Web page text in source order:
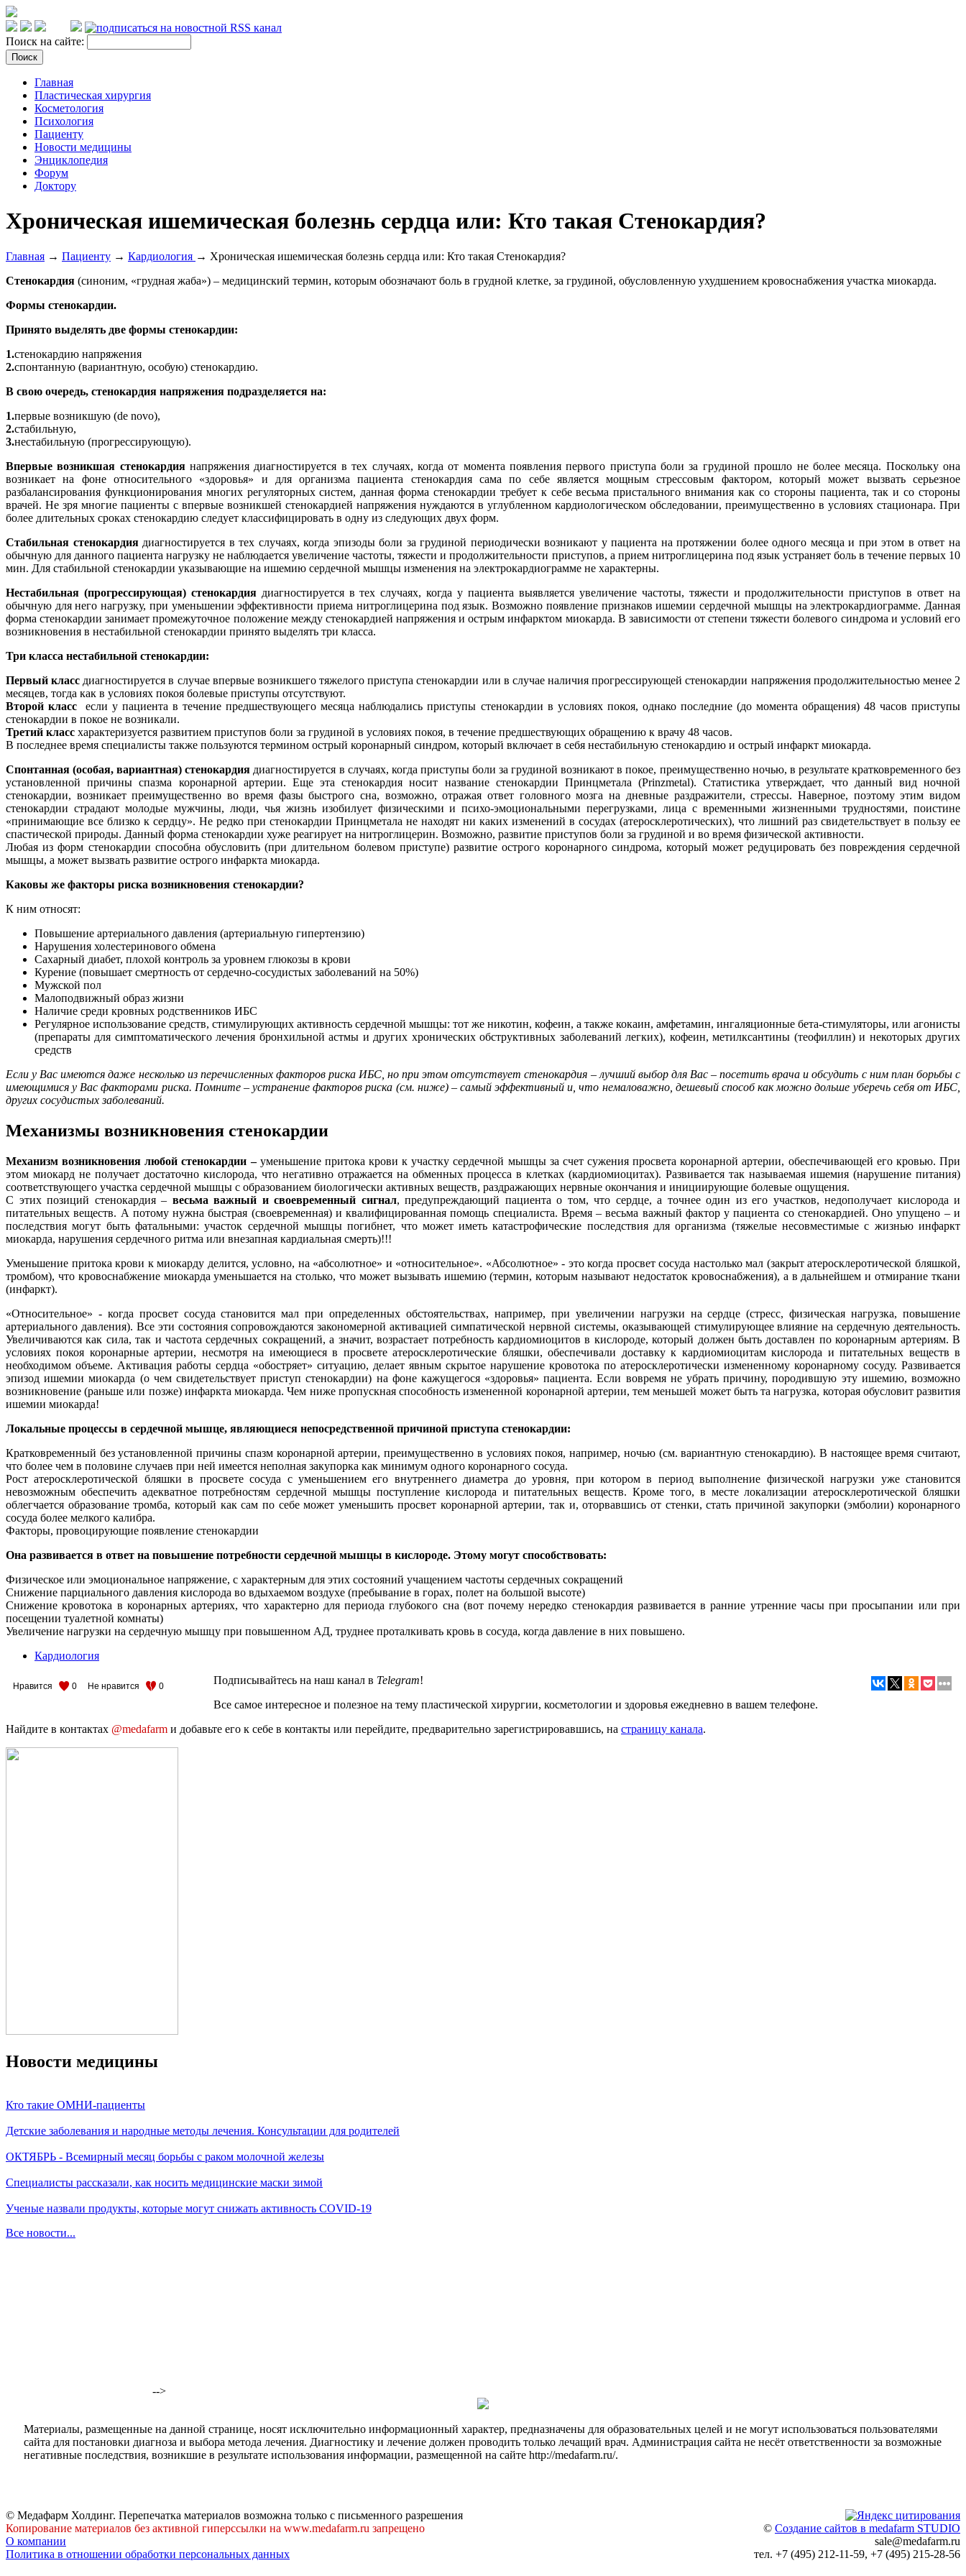
Поиск на сайте:
Главная
Пластическая хирургия
Косметология
Психология
Пациенту
Новости медицины
Энциклопедия
Форум
Доктору
Хроническая ишемическая болезнь сердца или: Кто такая Стенокардия?
Главная → Пациенту → Кардиология → Хроническая ишемическая болезнь сердца или: Кто такая Стенокардия?
Стенокардия (синоним, «грудная жаба») – медицинский термин, которым обозначают боль в грудной клетке, за грудиной, обусловленную ухудшением кровоснабжения участка миокарда.
Формы стенокардии.
Принято выделять две формы стенокардии:
1.стенокардию напряжения
2.спонтанную (вариантную, особую) стенокардию.
В свою очередь, стенокардия напряжения подразделяется на:
1.первые возникшую (de novo),
2.стабильную,
3.нестабильную (прогрессирующую).
Впервые возникшая стенокардиянапряжения диагностируется в тех случаях, когда от момента появления первого приступа боли за грудиной прошло не более месяца. Поскольку она
возникает на фоне относительного «здоровья» и для организма пациента стенокардия сама по себе является мощным стрессовым фактором, который может вызвать серьезное
разбалансирования функционирования многих регуляторных систем, данная форма стенокардии требует к себе весьма пристального внимания как со стороны пациента, так и со стороны
врачей. Не зря многие пациенты с впервые возникшей стенокардией напряжения нуждаются в углубленном кардиологическом обследовании, преимущественно в условиях стационара. При
более длительных сроках стенокардию следует классифицировать в одну из следующих двух форм.
Стабильная стенокардиядиагностируется в тех случаях, когда эпизоды боли за грудиной периодически возникают у пациента на протяжении более одного месяца и при этом в ответ на
обычную для данного пациента нагрузку не наблюдается увеличение частоты, тяжести и продолжительности приступов, а прием нитроглицерина под язык устраняет боль в течение первых 10
мин. Для стабильной стенокардии указывающие на ишемию сердечной мышцы изменения на электрокардиограмме не характерны.
Нестабильная (прогрессирующая) стенокардиядиагностируется в тех случаях, когда у пациента выявляется увеличение частоты, тяжести и продолжительности приступов в ответ на
обычную для него нагрузку, при уменьшении эффективности приема нитроглицерина под язык. Возможно появление признаков ишемии сердечной мышцы на электрокардиограмме. Данная
форма стенокардии занимает промежуточное положение между стенокардией напряжения и острым инфарктом миокарда. В зависимости от степени тяжести болевого синдрома и условий его
возникновения в нестабильной стенокардии принято выделять три класса.
Три класса нестабильной стенокардии:
Первый класс диагностируется в случае впервые возникшего тяжелого приступа стенокардии или в случае наличия прогрессирующей стенокардии напряжения продолжительностью менее 2
месяцев, тогда как в условиях покоя болевые приступы отсутствуют.
Второй класс
если у пациента в течение предшествующего месяца наблюдались приступы стенокардии в условиях покоя, однако последние (до момента обращения) 48 часов приступы
стенокардии в покое не возникали.
Третий класс характеризуется развитием приступов боли за грудиной в условиях покоя, в течение предшествующих обращению к врачу 48 часов.
В последнее время специалисты также пользуются термином острый коронарный синдром, который включает в себя нестабильную стенокардию и острый инфаркт миокарда.
Спонтанная (особая, вариантная) стенокардия диагностируется в случаях, когда приступы боли за грудиной возникают в покое, преимущественно ночью, в результате кратковременного без
установленной причины спазма коронарной артерии. Еще эта стенокардия носит название стенокардии Принцметала (Prinzmetal). Статистика утверждает, что данный вид ночной
стенокардии, возникает преимущественно во время фазы быстрого сна, возможно, отражая ответ головного мозга на дневные раздражители, стрессы. Наверное, поэтому этим видом
стенокардии страдают молодые мужчины, люди, чья жизнь изобилует физическими и психо-эмоциональными перегрузками, лица с временными жизненными трудностями, поистине
«принимающие все близко к сердцу». Не редко при стенокардии Принцметала не находят ни каких изменений в сосудах (атеросклеротических), что лишний раз свидетельствует в пользу ее
спастической природы. Данный форма стенокардии хуже реагирует на нитроглицерин. Возможно, развитие приступов боли за грудиной и во время физической активности.
Любая из форм стенокардии способна обусловить (при длительном болевом приступе) развитие острого коронарного синдрома, который может редуцировать без повреждения сердечной
мышцы, а может вызвать развитие острого инфаркта миокарда.
Каковы же факторы риска возникновения стенокардии?
К ним относят:
Повышение артериального давления (артериальную гипертензию)
Нарушения холестеринового обмена
Сахарный диабет, плохой контроль за уровнем глюкозы в крови
Курение (повышает смертность от сердечно-сосудистых заболеваний на 50%)
Мужской пол
Малоподвижный образ жизни
Наличие среди кровных родственников ИБС
Регулярное использование средств, стимулирующих активность сердечной мышцы: тот же никотин, кофеин, а также кокаин, амфетамин, ингаляционные бета-стимуляторы, или агонисты
(препараты для симптоматического лечения бронхильной астмы и других хронических обструктивных заболеваний легких), кофеин, метилксантины (теофиллин) и некоторых других
средств
Если у Вас имеются даже несколько из перечисленных факторов риска ИБС, но при этом отсутствует стенокардия – лучший выбор для Вас – посетить врача и обсудить с ним план борьбы с
имеющимися у Вас факторами риска. Помните – устранение факторов риска (см. ниже) – самый эффективный и, что немаловажно, дешевый способ как можно дольше уберечь себя от ИБС,
других сосудистых заболеваний.
Механизмы возникновения стенокардии
Механизм возникновения любой стенокардии –уменьшение притока крови к участку сердечной мышцы за счет сужения просвета коронарной артерии, обеспечивающей его кровью. При
этом миокард не получает достаточно кислорода, что негативно отражается на обменных процесса в клетках (кардиомиоцитах). Развивается так называемая ишемия (нарушение питания)
соответствующего участка сердечной мышцы с образованием биологически активных веществ, раздражающих нервные окончания и инициирующие болевые ощущения.
С этих позиций стенокардия – весьма важный и своевременный сигнал, предупреждающий пациента о том, что сердце, а точнее один из его участков, недополучает кислорода и
питательных веществ. А потому нужна быстрая (своевременная) и квалифицированная помощь специалиста. Время – весьма важный фактор у пациента со стенокардией. Оно упущено – и
последствия могут быть фатальными: участок сердечной мышцы погибнет, что может иметь катастрофические последствия для организма (тяжелые несовместимые с жизнью инфаркт
миокарда, нарушения сердечного ритма или внезапная кардиальная смерть)!!!
Уменьшение притока крови к миокарду делится, условно, на «абсолютное» и «относительное». «Абсолютное» - это когда просвет сосуда настолько мал (закрыт атеросклеротической бляшкой,
тромбом), что кровоснабжение миокарда уменьшается на столько, что может вызывать ишемию (термин, которым называют недостаток кровоснабжения), а в дальнейшем и отмирание ткани
(инфаркт).
«Относительное» - когда просвет сосуда становится мал при определенных обстоятельствах, например, при увеличении нагрузки на сердце (стресс, физическая нагрузка, повышение
артериального давления). Все эти состояния сопровождаются закономерной активацией симпатической нервной системы, оказывающей стимулирующее влияние на сердечную деятельность.
Увеличиваются как сила, так и частота сердечных сокращений, а значит, возрастает потребность кардиомиоцитов в кислороде, который должен быть доставлен по коронарным артериям. В
условиях покоя коронарные артерии, несмотря на имеющиеся в просвете атеросклеротические бляшки, обеспечивали доставку к кардиомиоцитам кислорода и питательных веществ в
необходимом объеме. Активация работы сердца «обостряет» ситуацию, делает явным скрытое нарушение кровотока по атеросклеротически измененному коронарному сосуду. Развивается
эпизод ишемии миокарда (о чем свидетельствует приступ стенокардии) на фоне кажущегося «здоровья» пациента. Если вовремя не убрать причину, породившую эту ишемию, возможно
возникновение (раньше или позже) инфаркта миокарда. Чем ниже пропускная способность измененной коронарной артерии, тем меньшей может быть та нагрузка, которая обусловит развития
ишемии миокарда!
Локальные процессы в сердечной мышце, являющиеся непосредственной причиной приступа стенокардии:
Кратковременный без установленной причины спазм коронарной артерии, преимущественно в условиях покоя, например, ночью (см. вариантную стенокардию). В настоящее время считают,
что более чем в половине случаев при ней имеется неполная закупорка как минимум одного коронарного сосуда.
Рост атеросклеротической бляшки в просвете сосуда с уменьшением его внутреннего диаметра до уровня, при котором в период выполнение физической нагрузки уже становится
невозможным обеспечить адекватное потребностям сердечной мышцы поступление кислорода и питательных веществ. Кроме того, в месте локализации атеросклеротической бляшки
облегчается образование тромба, который как сам по себе может уменьшить просвет коронарной артерии, так и, оторвавшись от стенки, стать причиной закупорки (эмболии) коронарного
сосуда более мелкого калибра.
Факторы, провоцирующие появление стенокардии
Она развивается в ответ на повышение потребности сердечной мышцы в кислороде. Этому могут способствовать:
Физическое или эмоциональное напряжение, с характерным для этих состояний учащением частоты сердечных сокращений
Снижение парциального давления кислорода во вдыхаемом воздухе (пребывание в горах, полет на большой высоте)
Снижение кровотока в коронарных артериях, что характерно для периода глубокого сна (вот почему нередко стенокардия развивается в ранние утренние часы при просыпании или при
посещении туалетной комнаты)
Увеличение нагрузки на сердечную мышцу при повышенном АД, труднее проталкивать кровь в сосуда, когда давление в них повышено.
Кардиология
Нравится 0 Не нравится 0 Подписывайтесь на наш канал в Telegram!
Все самое интересное и полезное на тему пластической хирургии, косметологии и здоровья ежедневно в вашем телефоне.
Найдите в контактах @medafarm и добавьте его к себе в контакты или перейдите, предварительно зарегистрировавшись, на страницу канала.
Новости медицины
Кто такие ОМНИ-пациенты
Детские заболевания и народные методы лечения. Консультации для родителей
ОКТЯБРЬ - Всемирный месяц борьбы с раком молочной железы
Специалисты рассказали, как носить медицинские маски зимой
Ученые назвали продукты, которые могут снижать активность COVID-19
Все новости...
-->
Материалы, размещенные на данной странице, носят исключительно информационный характер, предназначены для образовательных целей и не могут использоваться пользователями
сайта для постановки диагноза и выбора метода лечения. Диагностику и лечение должен проводить только лечащий врач. Администрация сайта не несёт ответственности за возможные
негативные последствия, возникшие в результате использования информации, размещенной на сайте http://medafarm.ru/.
© Медафарм Холдинг. Перепечатка материалов возможна только с письменного разрешения
Копирование материалов без активной гиперссылки на www.medafarm.ru запрещено
О компании
Политика в отношении обработки персональных данных
© Создание сайтов в medafarm STUDIO
sale@medafarm.ru
тел. +7 (495) 212-11-59, +7 (495) 215-28-56